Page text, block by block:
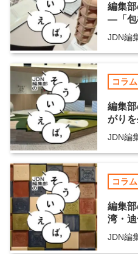
編集部
―「包
JDN編
コラム
編集
がり
JDN編
コラム
編集
湾・
JDN編